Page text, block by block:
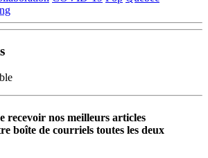
recevoir nos meilleurs articles
boîte de courriels toutes les deux